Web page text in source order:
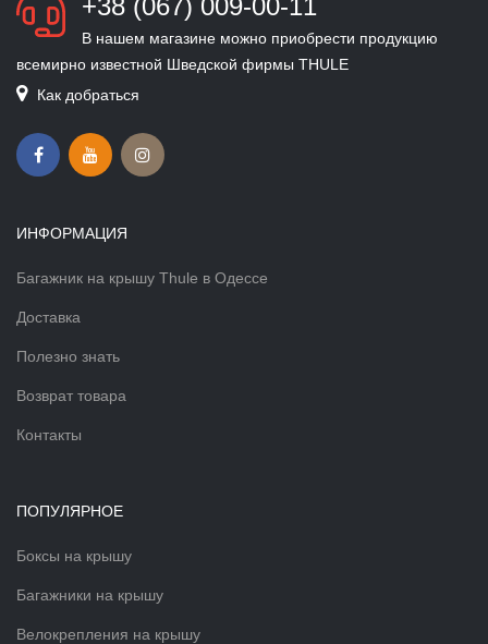
+38 (067) 009-00-11
В нашем магазине можно приобрести продукцию
всемирно известной Шведской фирмы THULE
Как добраться
ИНФОРМАЦИЯ
Багажник на крышу Thule в Одессе
Доставка
Полезно знать
Возврат товара
Контакты
ПОПУЛЯРНОЕ
Боксы на крышу
Багажники на крышу
Велокрепления на крышу